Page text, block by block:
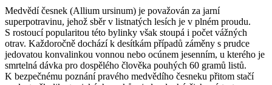
Medvědí česnek (Allium ursinum) je považován za jarní
superpotravinu, jehož sběr v listnatých lesích je v plném proudu.
S rostoucí popularitou této bylinky však stoupá i počet vážných
otrav. Každoročně dochází k desítkám případů záměny s prudce
jedovatou konvalinkou vonnou nebo ocúnem jesenním, u kterého je
smrtelná dávka pro dospělého člověka pouhých 60 gramů listů.
K bezpečnému poznání pravého medvědího česneku přitom stačí